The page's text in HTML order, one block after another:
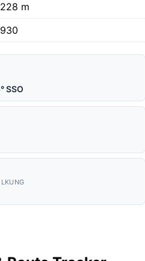
228 m
930
SSO